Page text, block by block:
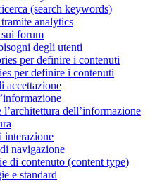
(search keywords)
analytics
forum
degli utenti
per definire i contenuti
per definire i contenuti
accettazione
dell’informazione
interazione
navigazione
di contenuto (content type)
e standard